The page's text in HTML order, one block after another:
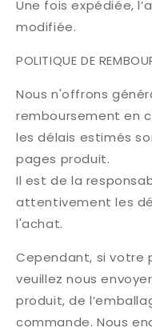
Une fois expédiée,
modifiée.
POLITIQUE DE
Nous n'offrons
remboursement en
les délais estimés
pages produit.
Il est de la
attentivement les
l'achat.
Cependant, si votre
veuillez nous
produit, de
commande. Nous